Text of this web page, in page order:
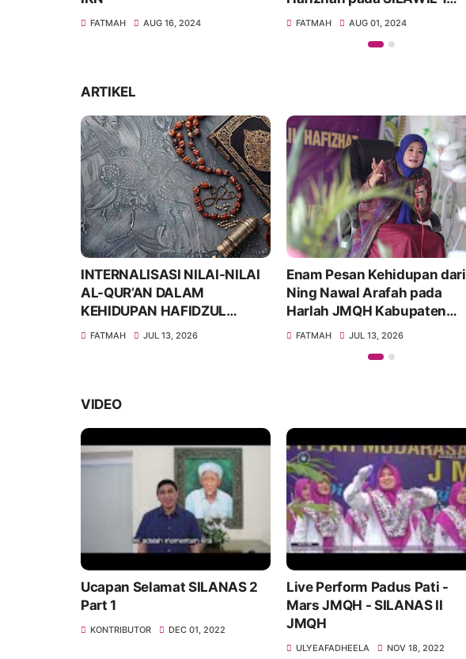
FATMAH AUG 16, 2024
JMQH Jawa Timur
FATMAH AUG 01, 2024
ARTIKEL
INTERNALISASI NILAI-NILAI
AL-QUR’AN DALAM
KEHIDUPAN HAFIDZUL
QUR’AN
FATMAH JUL 13, 2026
Enam Pesan Kehidupan dari
Ning Nawal Arafah pada
Harlah JMQH Kabupaten
Blora
FATMAH JUL 13, 2026
VIDEO
Ucapan Selamat SILANAS 2
Part 1
KONTRIBUTOR DEC 01, 2022
Live Perform Padus Pati -
Mars JMQH - SILANAS II
JMQH
ULYEAFADHEELA NOV 18, 2022